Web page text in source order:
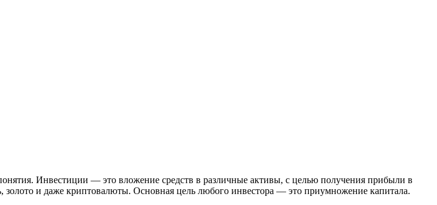
Инвестиции — это вложение средств в различные активы, с целью получения прибыли в
и даже криптовалюты. Основная цель любого инвестора — это приумножение капитала.